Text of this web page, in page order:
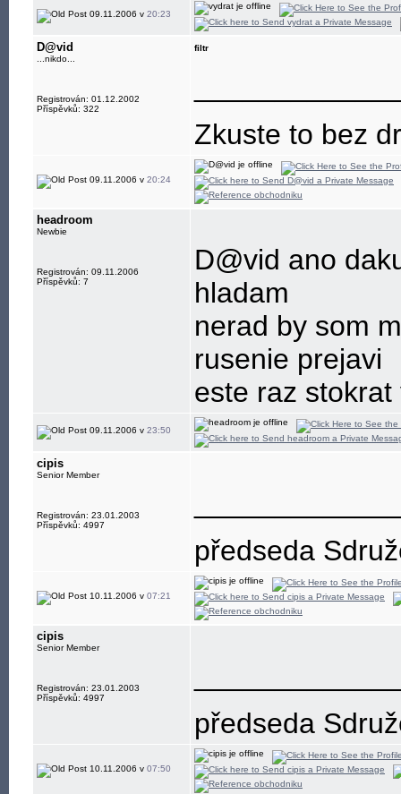
09.11.2006 v 20:23
D@vid
...nikdo...
Registrován: 01.12.2002
Příspěvků: 322
filtr
Zkuste to bez
09.11.2006 v 20:24
headroom
Newbie
Registrován: 09.11.2006
Příspěvků: 7
D@vid ano
hladam
nerad by som
rusenie prejavi
este raz stokrat
09.11.2006 v 23:50
cipis
Senior Member
Registrován: 23.01.2003
Příspěvků: 4997
předseda
10.11.2006 v 07:21
cipis
Senior Member
Registrován: 23.01.2003
Příspěvků: 4997
předseda
10.11.2006 v 07:50